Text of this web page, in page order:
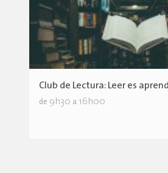
Club de Lectura: Leer es
de 9h30 a 16h00